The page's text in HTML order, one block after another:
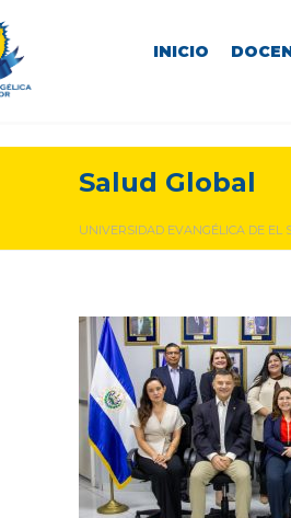
INICIO
Salud Global
UNIVERSIDAD EVANGÉLICA DE EL